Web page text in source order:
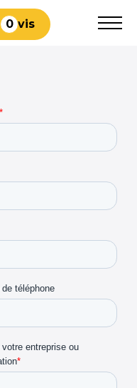
Devis
0